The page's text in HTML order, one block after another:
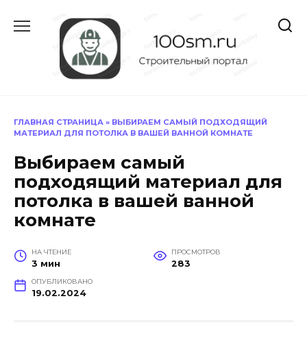
содержанию
ГЛАВНАЯ СТРАНИЦА » ВЫБИРАЕМ САМЫЙ ПОДХОДЯЩИЙ
МАТЕРИАЛ ДЛЯ ПОТОЛКА В ВАШЕЙ ВАННОЙ КОМНАТЕ
Выбираем самый
подходящий материал для
потолка в вашей ванной
комнате
НА ЧТЕНИЕ
3 мин
ПРОСМОТРОВ
283
ОПУБЛИКОВАНО
19.02.2024